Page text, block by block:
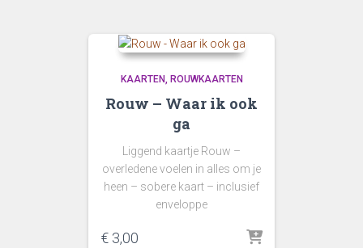
KAARTEN ROUWKAARTEN
Rouw – Waar ik ook
ga
Liggend kaartje Rouw –
overledene voelen in alles om je
heen – sobere kaart – inclusief
enveloppe
€ 3,00